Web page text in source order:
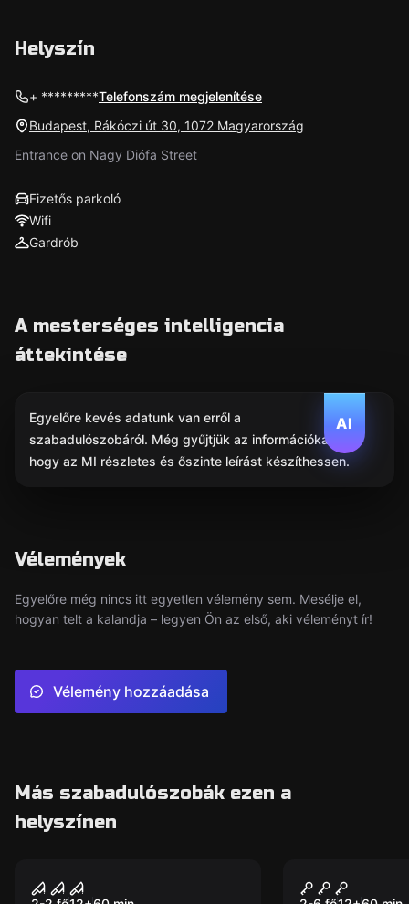
Helyszín
+ *********Telefonszám megjelenítése
Budapest, Rákóczi út 30, 1072 Magyarország
Entrance on Nagy Diófa Street
Fizetős parkoló
Wifi
Gardrób
A mesterséges intelligencia
áttekintése
AI
Egyelőre kevés adatunk van erről a
szabadulószobáról. Még gyűjtjük az információkat,
hogy az MI részletes és őszinte leírást készíthessen.
Vélemények
Egyelőre még nincs itt egyetlen vélemény sem. Mesélje el,
hogyan telt a kalandja – legyen Ön az első, aki véleményt ír!
Vélemény hozzáadása
Más szabadulószobák ezen a
helyszínen
Élve Eltemetés Új
Japan